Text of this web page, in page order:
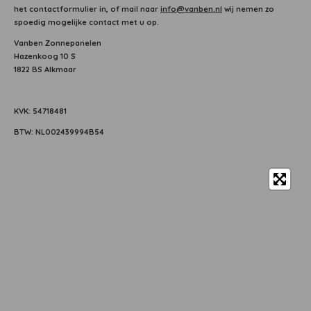
het contactformulier in, of mail naar info@vanben.nl wij nemen zo
spoedig mogelijke contact met u op.
Vanben Zonnepanelen
Hazenkoog 10 S
1822 BS Alkmaar
KVK: 54718481
BTW: NL002439994B54